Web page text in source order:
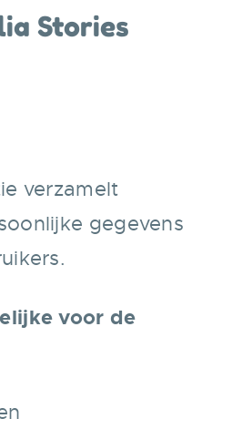
Stories
verzamelt
gegevens
voor de